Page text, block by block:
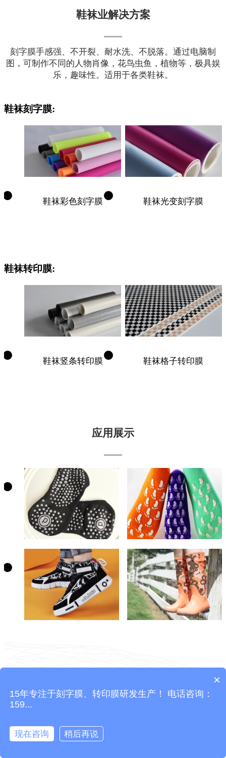
鞋袜业解决方案
刻字膜手感强、不开裂、耐水洗、不脱落。通过电脑制
图，可制作不同的人物肖像，花鸟虫鱼，植物等，极具娱
乐，趣味性。适用于各类鞋袜。
鞋袜刻字膜:
鞋袜彩色刻字膜 鞋袜光变刻字膜
鞋袜转印膜:
鞋袜竖条转印膜 鞋袜格子转印膜
应用展示
×
15年专注于刻字膜、转印膜研发生产！ 电话咨询：
159...
现在咨询 稍后再说